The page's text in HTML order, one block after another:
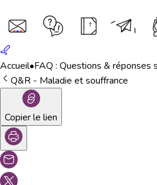
Accueil•FAQ : Questions & réponses
Q&R - Maladie et souffrance
Copier le lien